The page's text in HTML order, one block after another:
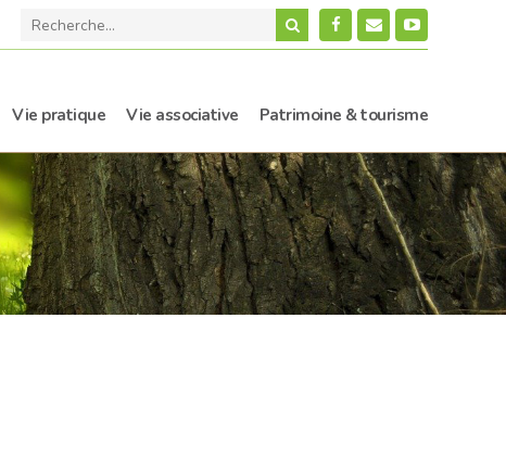
Vie pratique Vie associative Patrimoine & tourisme